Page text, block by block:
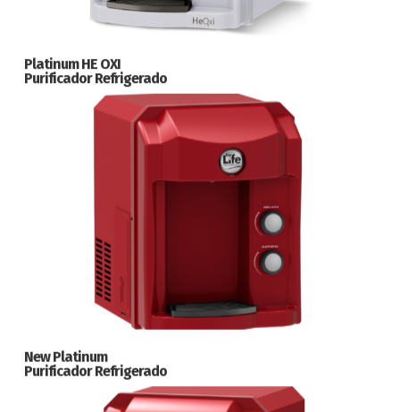
Platinum HE OXI
Purificador Refrigerado
New Platinum
Purificador Refrigerado